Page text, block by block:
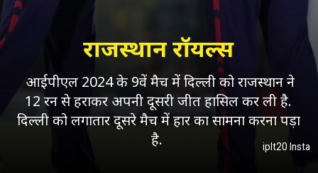
राजस्थान रॉयल्स
आईपीएल 2024 के 9वें मैच में दिल्ली को राजस्थान ने
12 रन से हराकर अपनी दूसरी जीत हासिल कर ली है.
दिल्ली को लगातार दूसरे मैच में हार का सामना करना पड़ा
है.
iplt20 Insta